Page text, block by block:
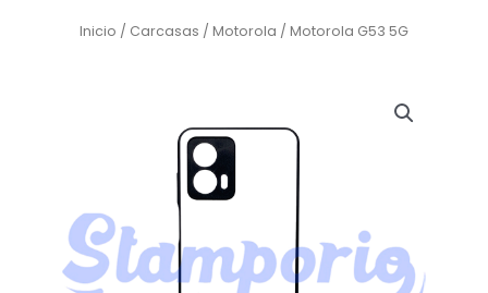
Inicio / Carcasas / Motorola / Motorola G53 5G